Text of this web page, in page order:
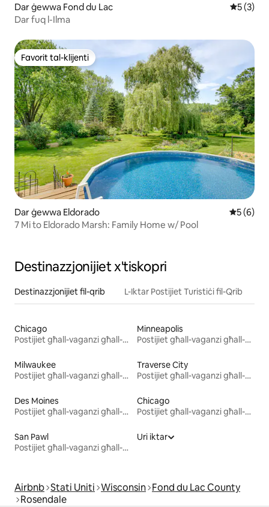
Dar ġewwa Fond du Lac Rating
5 (3)
Dar fuq l-Ilma
Favorit tal-klijenti
Favorit tal-klijenti
Dar ġewwa Eldorado Rating
5 (6)
7 Mi to Eldorado Marsh: Family Home w/ Pool
Destinazzjonijiet x'tiskopri
Destinazzjonijiet fil-qrib L-Iktar Postijiet Turistiċi fil-Qrib
Chicago
Postijiet għall-vaganzi għall-kiri
Minneapolis
Postijiet għall-vaganzi għall-kiri
Milwaukee
Postijiet għall-vaganzi għall-kiri
Traverse City
Postijiet għall-vaganzi għall-kiri
Des Moines
Postijiet għall-vaganzi għall-kiri
Chicago
Postijiet għall-vaganzi għall-kiri
San Pawl
Postijiet għall-vaganzi għall-kiri
Uri iktar
Airbnb Stati Uniti Wisconsin Fond du Lac County
Rosendale